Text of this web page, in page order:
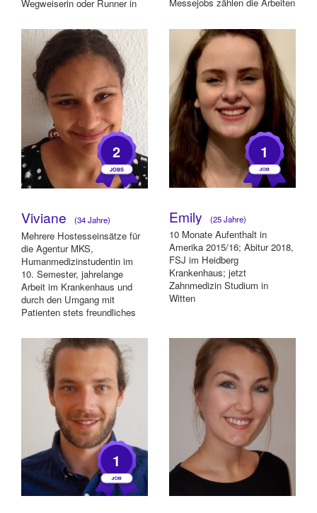
Wegweiserin oder Runner in
Automec...
2
Viviane (34 Jahre)
Mehrere Hostesseinsätze für
die Agentur MKS,
Humanmedizinstudentin im
10. Semester, jahrelange
Arbeit im Krankenhaus und
durch den Umgang mit
Patienten stets freundliches
1
Emily (25 Jahre)
10 Monate Aufenthalt in
Amerika 2015/16; Abitur 2018,
FSJ im Heidberg
Krankenhaus; jetzt
Zahnmedizin Studium in
Witten
1